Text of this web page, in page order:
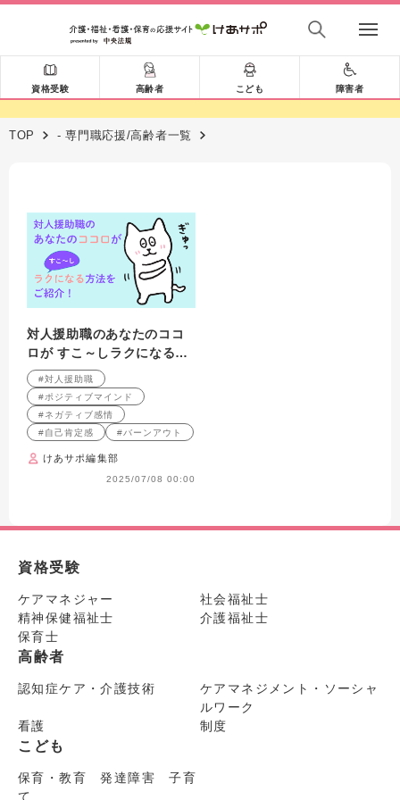
資格受験 高齢者 こども 障害者
TOP - 専門職応援/高齢者一覧
対人援助職のあなたのココ
ロが すこ～しラクになる方
法をご紹介！
#対人援助職
#ポジティブマインド
#ネガティブ感情
#自己肯定感
#バーンアウト
けあサポ編集部
2025/07/08 00:00
資格受験
ケアマネジャー
社会福祉士
精神保健福祉士
介護福祉士
保育士
高齢者
認知症ケア・介護技術
ケアマネジメント・ソーシャ
ルワーク
看護
制度
こども
保育・教育 発達障害 子育
て